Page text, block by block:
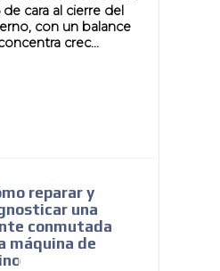
cara al cierre del
con un balance
crec...
reparar y
una
conmutada
máquina de